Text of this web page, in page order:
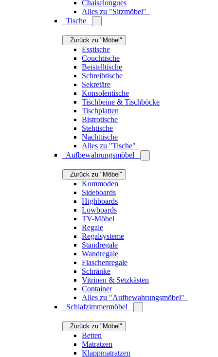
Chaiselongues
Alles zu "Sitzmöbel"
Tische
Zurück zu "Möbel"
Esstische
Couchtische
Beistelltische
Schreibtische
Sekretäre
Konsolentische
Tischbeine & Tischböcke
Tischplatten
Bistrotische
Stehtische
Nachttische
Alles zu "Tische"
Aufbewahrungsmöbel
Zurück zu "Möbel"
Kommoden
Sideboards
Highboards
Lowboards
TV-Möbel
Regale
Regalsysteme
Standregale
Wandregale
Flaschenregale
Schränke
Vitrinen & Setzkästen
Container
Alles zu "Aufbewahrungsmöbel"
Schlafzimmermöbel
Zurück zu "Möbel"
Betten
Matratzen
Klappmatratzen